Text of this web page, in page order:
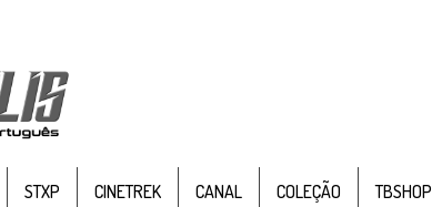
STXP CINETREK CANAL COLEÇÃO TBSHOP